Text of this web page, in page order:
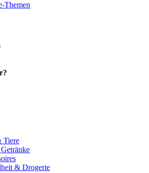
Themen
Tiere
& Drogerie